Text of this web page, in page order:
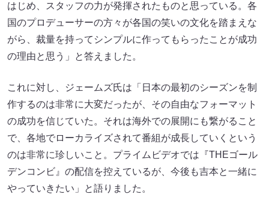
はじめ、スタッフの力が発揮されたものと思っている。各
国のプロデューサーの方々が各国の笑いの文化を踏まえな
がら、裁量を持ってシンプルに作ってもらったことが成功
の理由と思う」と答えました。
これに対し、ジェームズ氏は「日本の最初のシーズンを制
作するのは非常に大変だったが、その自由なフォーマット
の成功を信じていた。それは海外での展開にも繋がること
で、各地でローカライズされて番組が成長していくという
のは非常に珍しいこと。プライムビデオでは『THEゴール
デンコンビ』の配信を控えているが、今後も吉本と一緒に
やっていきたい」と語りました。